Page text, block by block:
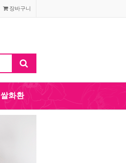
장바구니
쌀화환